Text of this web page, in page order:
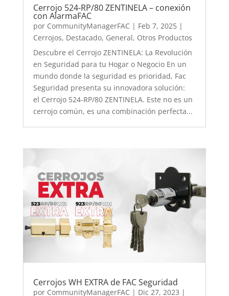
Cerrojo 524-RP/80 ZENTINELA – conexión
con AlarmaFAC
por CommunityManagerFAC | Feb 7, 2025|
Cerrojos, Destacado, General, Otros Productos
Descubre el Cerrojo ZENTINELA: La Revolución
en Seguridad para tu Hogar o Negocio En un
mundo donde la seguridad es prioridad, Fac
Seguridad presenta su innovadora solución:
el Cerrojo 524-RP/80 ZENTINELA. Este no es un
cerrojo común, es una combinación perfecta...
Cerrojos WH EXTRA de FAC Seguridad
por CommunityManagerFAC | Dic 27, 2023 |